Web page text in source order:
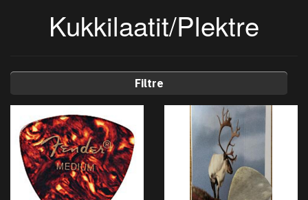
Kukkilaatit/Plektre
Filtre